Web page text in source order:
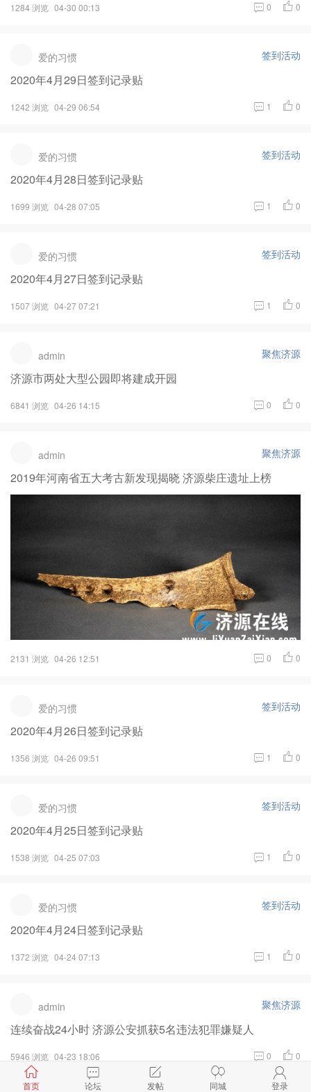
1284 浏览 04-30 00:13 0 0
爱的习惯 签到活动
2020年4月29日签到记录贴
1242 浏览 04-29 06:54 1 0
爱的习惯 签到活动
2020年4月28日签到记录贴
1699 浏览 04-28 07:05 1 0
爱的习惯 签到活动
2020年4月27日签到记录贴
1507 浏览 04-27 07:21 1 0
admin 聚焦济源
济源市两处大型公园即将建成开园
6841 浏览 04-26 14:15 0 0
admin 聚焦济源
2019年河南省五大考古新发现揭晓 济源柴庄遗址上榜
2131 浏览 04-26 12:51 0 0
爱的习惯 签到活动
2020年4月26日签到记录贴
1356 浏览 04-26 09:51 1 0
爱的习惯 签到活动
2020年4月25日签到记录贴
1538 浏览 04-25 07:03 1 0
爱的习惯 签到活动
2020年4月24日签到记录贴
1372 浏览 04-24 07:13 1 0
admin 聚焦济源
连续奋战24小时 济源公安抓获5名违法犯罪嫌疑人
5946 浏览 04-23 18:06 0 0
首页 论坛 发帖 同城 登录